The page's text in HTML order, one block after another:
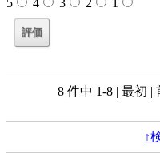
5 4 3 2 1
8 件中 1-8 | 最初 |
↑